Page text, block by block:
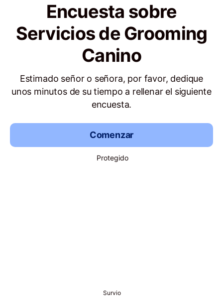
Encuesta sobre
Servicios de Grooming
Canino
Estimado señor o señora, por favor, dedique
unos minutos de su tiempo a rellenar el siguiente
encuesta.
Comenzar
Protegido
Survio